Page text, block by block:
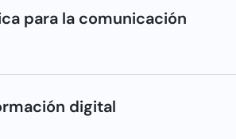
para la comunicación
digital